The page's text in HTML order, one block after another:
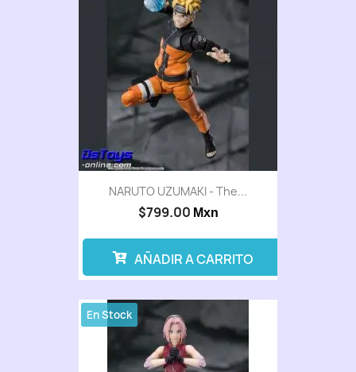
NARUTO UZUMAKI - The...
$799.00 Mxn
AÑADIR A CARRITO
En Stock